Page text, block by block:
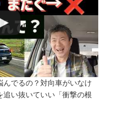
んでるの？対向車がいなけ
追い抜いていい「衝撃の根